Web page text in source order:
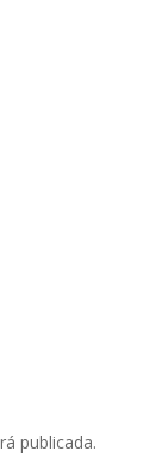
publicada.